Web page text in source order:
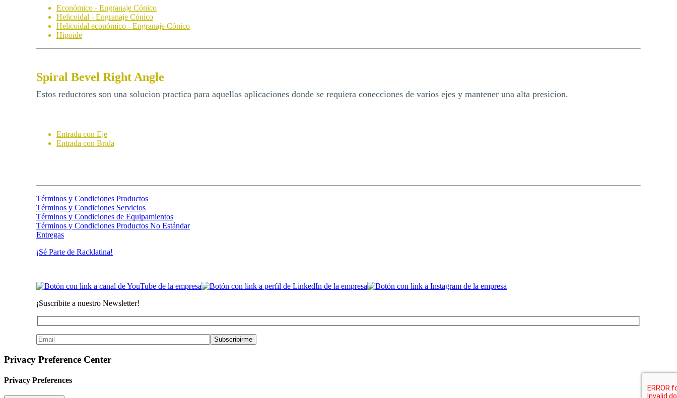
Económico - Engranaje Cónico
Helicoidal - Engranaje Cónico
Helicoidal económico - Engranaje Cónico
Hipoide
Spiral Bevel Right Angle
Estos reductores son una solucion practica para aquellas aplicaciones donde se requiera conecciones de varios ejes y mantener una alta presicion.
Entrada con Eje
Entrada con Brida
Términos y Condiciones Productos
Términos y Condiciones Servicios
Términos y Condiciones de Equipamientos
Términos y Condiciones Productos No Estándar
Entregas
¡Sé Parte de Racklatina!
¡Suscribite a nuestro Newsletter!
Privacy Preference Center
Privacy Preferences